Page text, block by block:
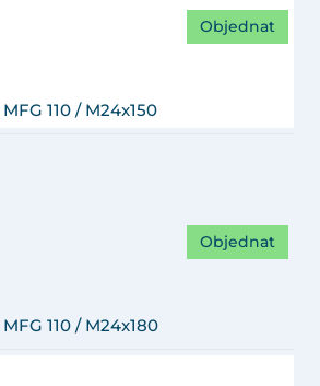
MFG 110 / M24x150
Objednat
MFG 110 / M24x180
Objednat